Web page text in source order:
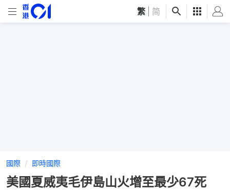
繁 简
國際 即時國際
美國夏威夷毛伊島山火增至最少67死